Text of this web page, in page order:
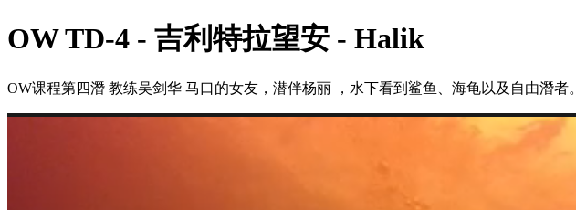
OW TD-4 - 吉利特拉望安 - Halik
OW课程第四潛 教练吴剑华 马口的女友，潜伴杨丽 ，水下看到鲨鱼、海龟以及自由潛